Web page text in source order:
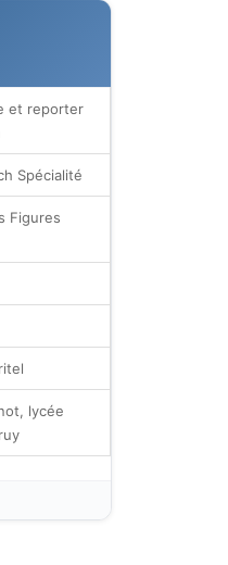
et reporter
Spécialité
Figures
lycée